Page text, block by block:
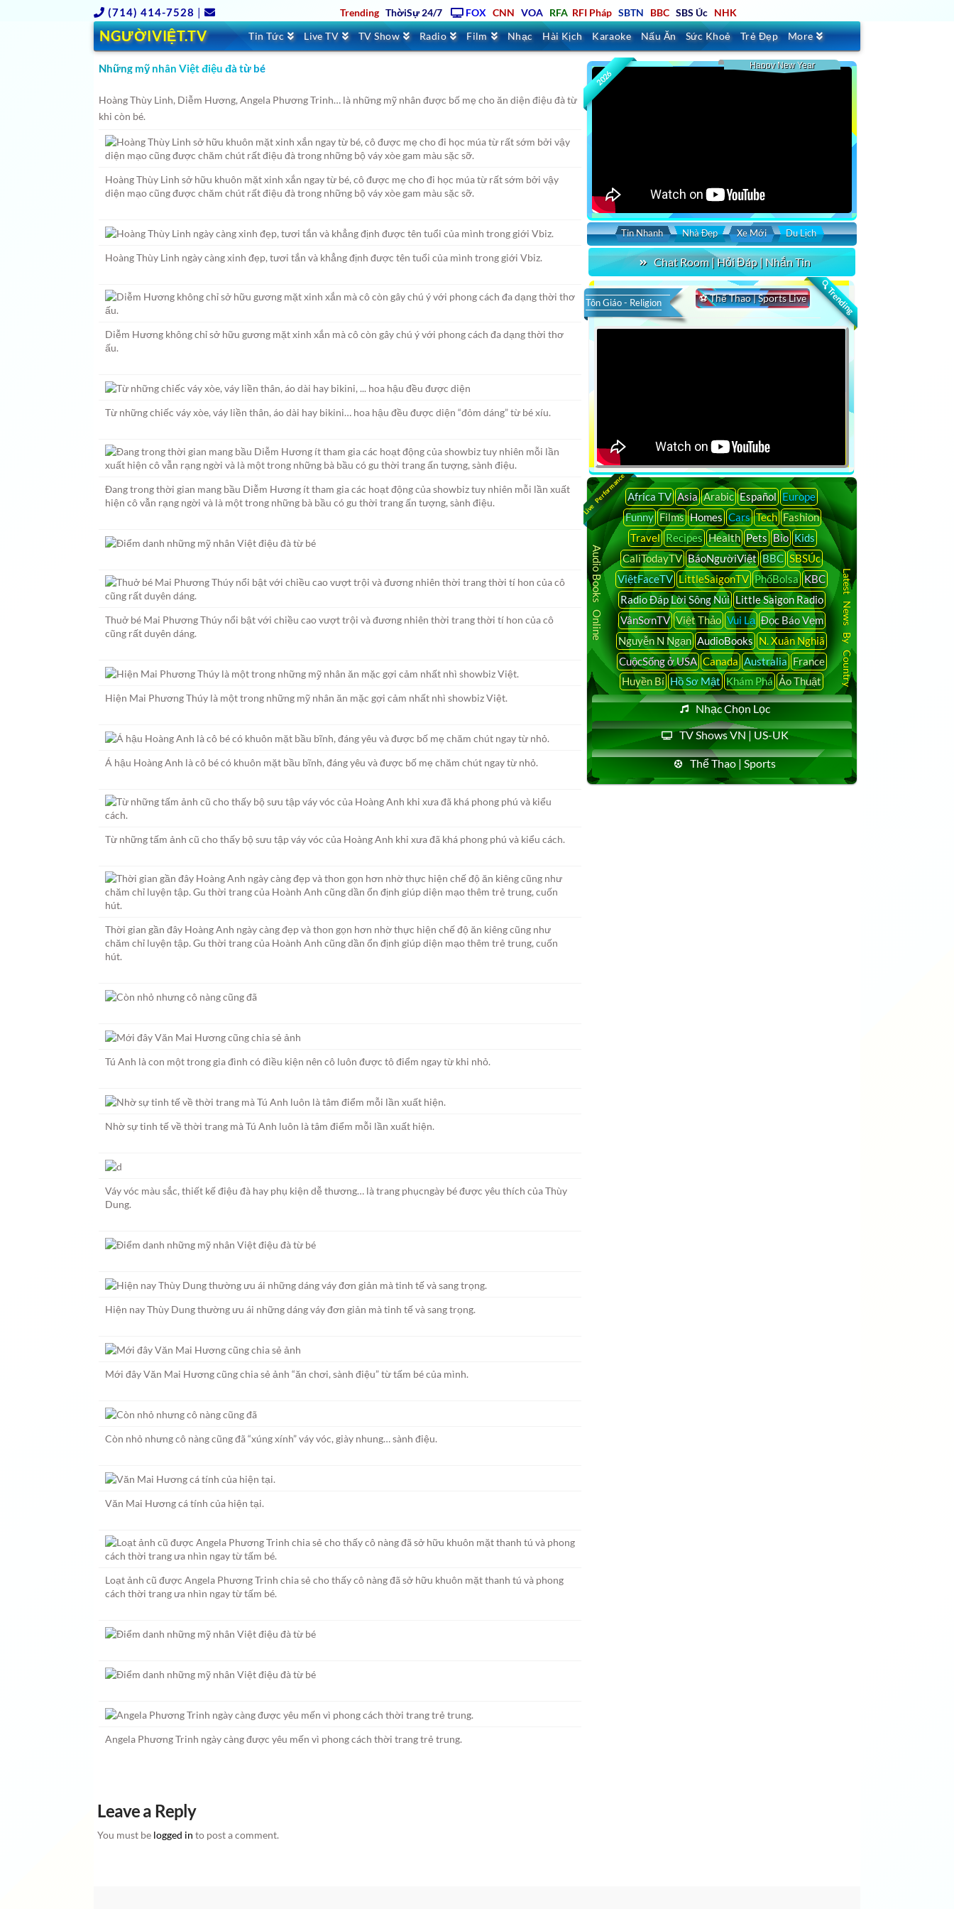
(714) 414-7528 | Trending ThờiSự 24/7 FOX CNN VOA RFA RFI Pháp SBTN BBC SBS Úc NHK
NGƯỜIVIỆT.TV Tin Tức Live TV TV Show Radio Film Nhạc Hài Kịch Karaoke Nấu Ăn Sức Khoẻ Trẻ Đẹp More
Những mỹ nhân Việt điệu đà từ bé
Hoàng Thùy Linh, Diễm Hương, Angela Phương Trinh… là những mỹ nhân được bố mẹ cho ăn diện điệu đà từ
khi còn bé.
Hoàng Thùy Linh sở hữu khuôn mặt xinh xắn ngay từ bé, cô được mẹ cho đi học múa từ rất sớm bởi vậy
diện mạo cũng được chăm chút rất điệu đà trong những bộ váy xòe gam màu sặc sỡ.
Hoàng Thùy Linh ngày càng xinh đẹp, tươi tắn và khẳng định được tên tuổi của mình trong giới Vbiz.
Diễm Hương không chỉ sở hữu gương mặt xinh xắn mà cô còn gây chú ý với phong cách đa dạng thời thơ
ấu.
Từ những chiếc váy xòe, váy liền thân, áo dài hay bikini… hoa hậu đều được diện “đỏm dáng” từ bé xíu.
Đang trong thời gian mang bầu Diễm Hương ít tham gia các hoạt động của showbiz tuy nhiên mỗi lần xuất
hiện cô vẫn rạng ngời và là một trong những bà bầu có gu thời trang ấn tượng, sành điệu.
Thuở bé Mai Phương Thúy nổi bật với chiều cao vượt trội và đương nhiên thời trang thời tí hon của cô
cũng rất duyên dáng.
Hiện Mai Phương Thúy là một trong những mỹ nhân ăn mặc gợi cảm nhất nhì showbiz Việt.
Á hậu Hoàng Anh là cô bé có khuôn mặt bầu bĩnh, đáng yêu và được bố mẹ chăm chút ngay từ nhỏ.
Từ những tấm ảnh cũ cho thấy bộ sưu tập váy vóc của Hoàng Anh khi xưa đã khá phong phú và kiểu cách.
Thời gian gần đây Hoàng Anh ngày càng đẹp và thon gọn hơn nhờ thực hiện chế độ ăn kiêng cũng như
chăm chỉ luyện tập. Gu thời trang của Hoành Anh cũng dần ổn định giúp diện mạo thêm trẻ trung, cuốn
hút.
Tú Anh là con một trong gia đình có điều kiện nên cô luôn được tô điểm ngay từ khi nhỏ.
Nhờ sự tinh tế về thời trang mà Tú Anh luôn là tâm điểm mỗi lần xuất hiện.
Váy vóc màu sắc, thiết kế điệu đà hay phụ kiện dễ thương… là trang phụcngày bé được yêu thích của Thùy
Dung.
Hiện nay Thùy Dung thường ưu ái những dáng váy đơn giản mà tinh tế và sang trọng.
Mới đây Văn Mai Hương cũng chia sẻ ảnh “ăn chơi, sành điệu” từ tấm bé của mình.
Còn nhỏ nhưng cô nàng cũng đã “xúng xính” váy vóc, giày nhung… sành điệu.
Văn Mai Hương cá tính của hiện tại.
Loạt ảnh cũ được Angela Phương Trinh chia sẻ cho thấy cô nàng đã sở hữu khuôn mặt thanh tú và phong
cách thời trang ưa nhìn ngay từ tấm bé.
Angela Phương Trinh ngày càng được yêu mến vì phong cách thời trang trẻ trung.
Leave a Reply
You must be logged in to post a comment.
2026
Happy New Year
Tin Nhanh Nhà Đẹp Xe Mới Du Lịch
Chat Room | Hỏi Đáp | Nhắn Tin
🔍 Trending
⚽ Thể Thao | Sports Live
Tôn Giáo - Religion
Live PerformanceAfrica TV Asia Arabic Español Europe
Funny Films Homes Cars Tech Fashion
Travel Recipes Health Pets Bio Kids
CaliTodayTV BáoNgườiViệt BBC SBSÚc
ViệtFaceTV LittleSaigonTV PhốBolsa KBC
Radio Đáp Lời Sông Núi Little Saigon Radio
VânSơnTV Việt Thảo Vui Lạ Đọc Báo Vẹm
Nguyễn N Ngạn AudioBooks N. Xuân Nghiã
CuộcSống ở USA Canada Australia France
Huyền Bí Hồ Sơ Mật Khám Phá Ảo Thuật
Nhạc Chọn Lọc
TV Shows VN | US-UK
Thể Thao | Sports
Audio Books Online Latest News By Country